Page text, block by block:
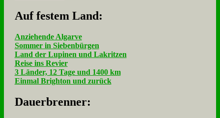
Auf fe­stem Land:
Anziehende Algarve
Sommer in Siebenbürgen
Land der Lupinen und Lakritzen
Reise ins Revier
3 Länder, 12 Tage und 1400 km
Einmal Brighton und zurück
Dau­er­bren­ner: